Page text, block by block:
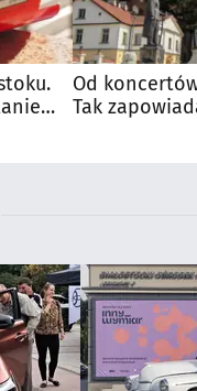
Od
Tak
aktywnie żądanych